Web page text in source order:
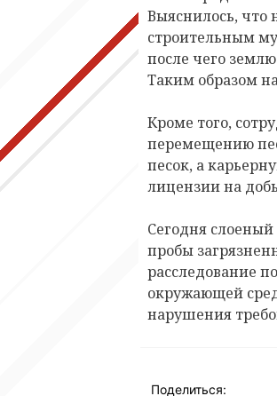
Выяснилось, что
строительным
после чего
Таким образом
Кроме того,
перемещению
песок, а
лицензии на
Сегодня
пробы
расследование
окружающей
нарушения
Поделиться: